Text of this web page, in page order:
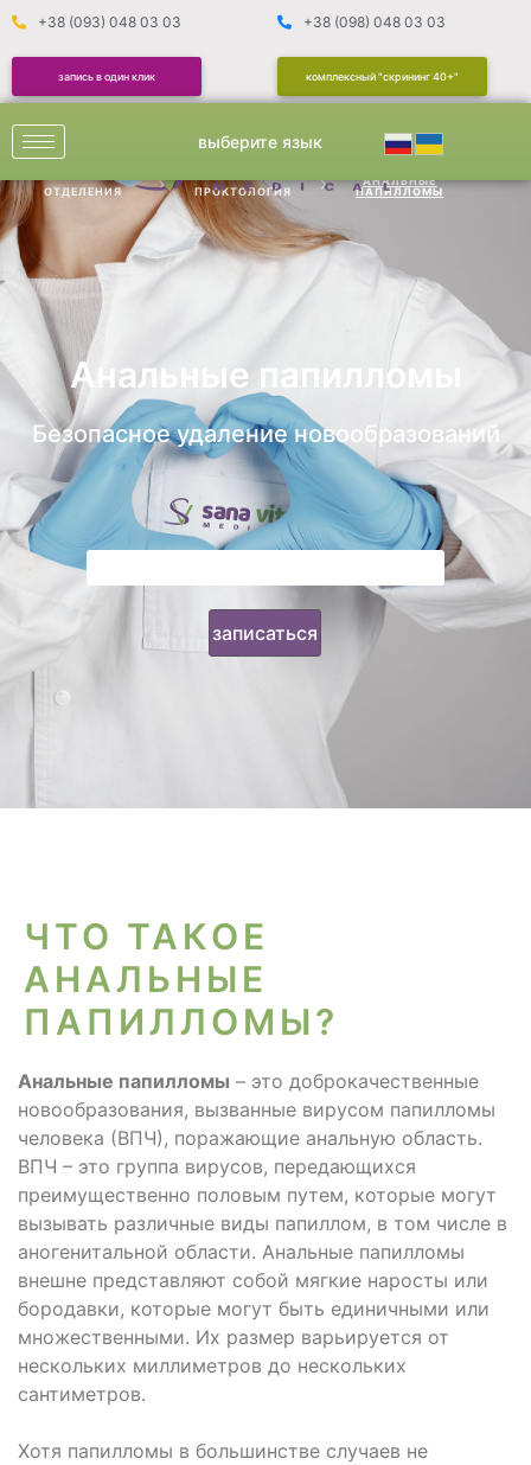
+38 (093) 048 03 03 +38 (098) 048 03 03
запись в один клик комплексный "скрининг 40+"
выберите язык
ОТДЕЛЕНИЯ ПРОКТОЛОГИЯ
АНАЛЬНЫЕ
ПАПИЛЛОМЫ​
Анальные папилломы
Безопасное удаление новообразований
ЧТО ТАКОЕ
АНАЛЬНЫЕ
ПАПИЛЛОМЫ?
Анальные папилломы – это доброкачественные
новообразования, вызванные вирусом папилломы
человека (ВПЧ), поражающие анальную область.
ВПЧ – это группа вирусов, передающихся
преимущественно половым путем, которые могут
вызывать различные виды папиллом, в том числе в
аногенитальной области. Анальные папилломы
внешне представляют собой мягкие наросты или
бородавки, которые могут быть единичными или
множественными. Их размер варьируется от
нескольких миллиметров до нескольких
сантиметров.
Хотя папилломы в большинстве случаев не